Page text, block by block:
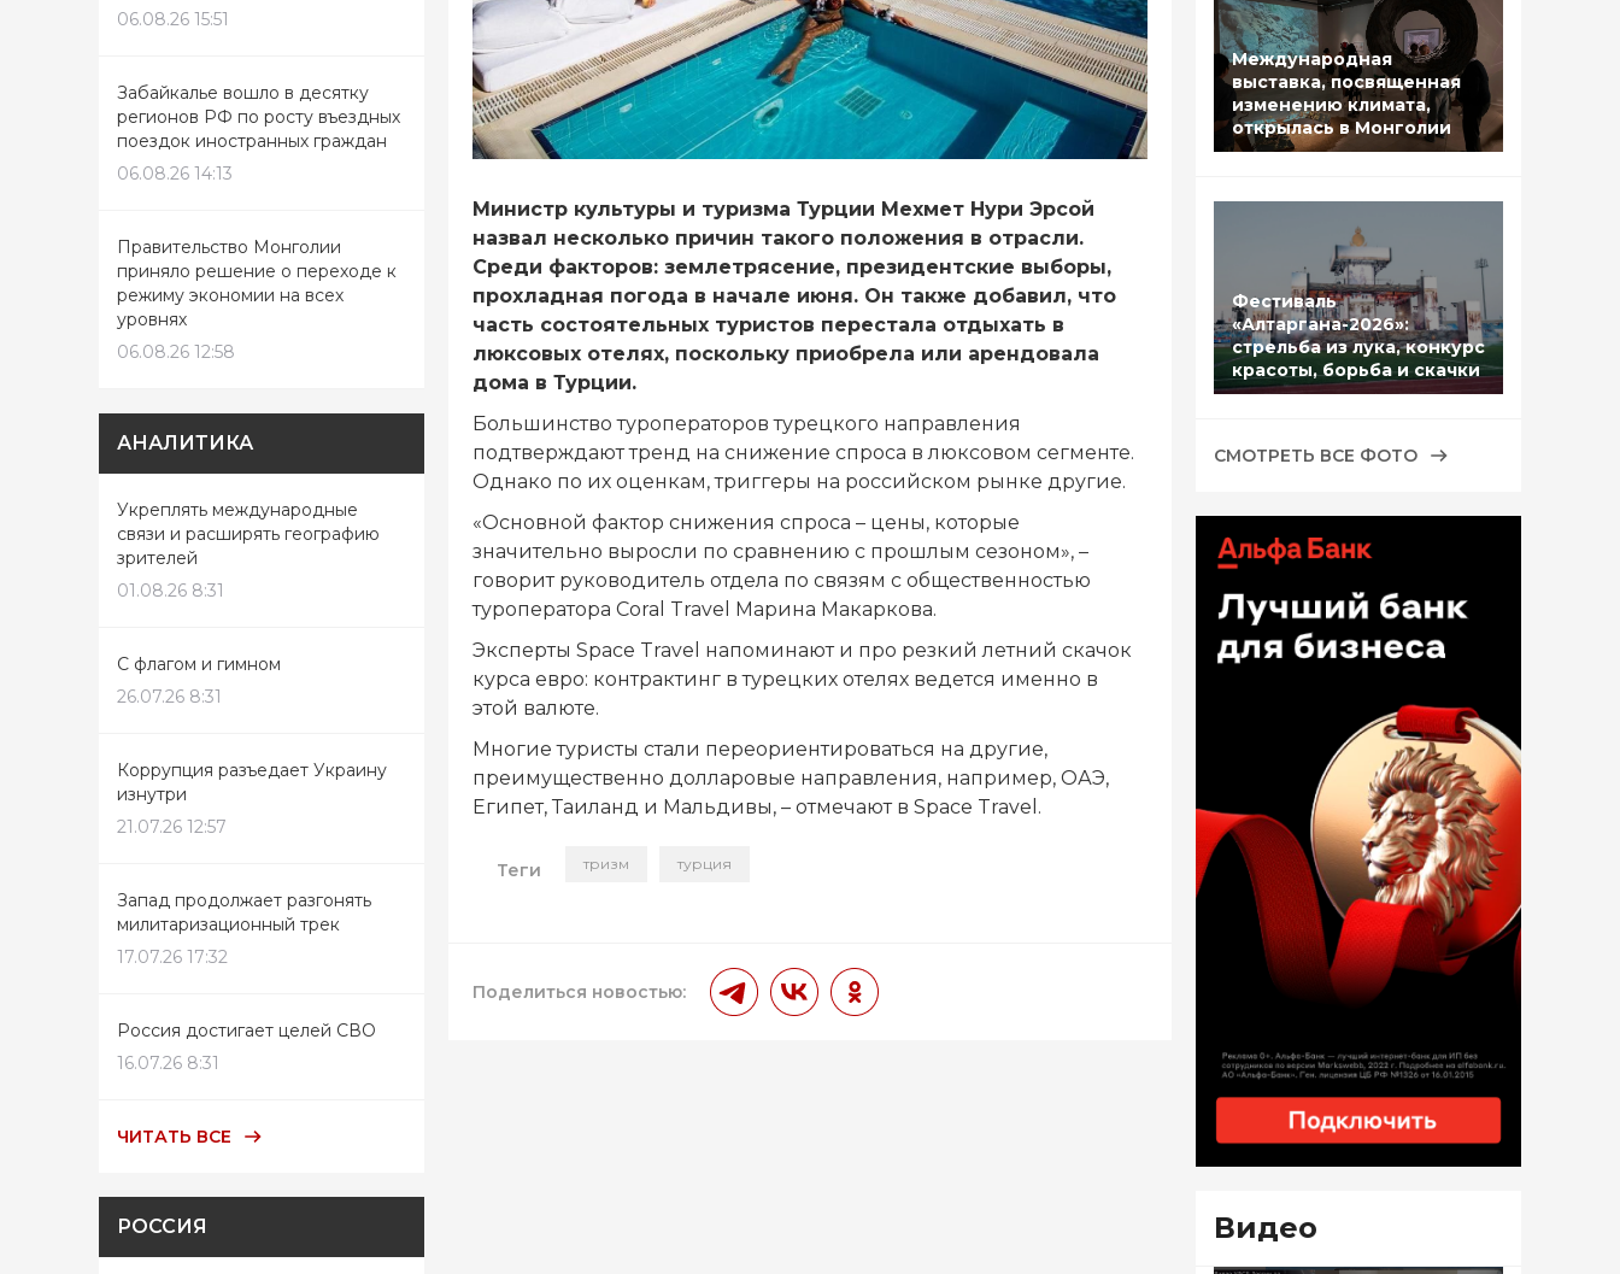
06.08.26 15:51
Забайкалье вошло в десятку
регионов РФ по росту въездных
поездок иностранных граждан
06.08.26 14:13
Правительство Монголии
приняло решение о переходе к
режиму экономии на всех
уровнях
06.08.26 12:58
АНАЛИТИКА
Укреплять международные
связи и расширять географию
зрителей
01.08.26 8:31
С флагом и гимном
26.07.26 8:31
Коррупция разъедает Украину
изнутри
21.07.26 12:57
Запад продолжает разгонять
милитаризационный трек
17.07.26 17:32
Россия достигает целей СВО
16.07.26 8:31
ЧИТАТЬ ВСЕ
РОССИЯ
Министр культуры и туризма Турции Мехмет Нури Эрсой
назвал несколько причин такого положения в отрасли.
Среди факторов: землетрясение, президентские выборы,
прохладная погода в начале июня. Он также добавил, что
часть состоятельных туристов перестала отдыхать в
люксовых отелях, поскольку приобрела или арендовала
дома в Турции.
Большинство туроператоров турецкого направления
подтверждают тренд на снижение спроса в люксовом сегменте.
Однако по их оценкам, триггеры на российском рынке другие.
«Основной фактор снижения спроса – цены, которые
значительно выросли по сравнению с прошлым сезоном», –
говорит руководитель отдела по связям с общественностью
туроператора Coral Travel Марина Макаркова.
Эксперты Space Travel напоминают и про резкий летний скачок
курса евро: контрактинг в турецких отелях ведется именно в
этой валюте.
Многие туристы стали переориентироваться на другие,
преимущественно долларовые направления, например, ОАЭ,
Египет, Таиланд и Мальдивы, – отмечают в Space Travel.
Теги тризм турция
Поделиться новостью:
Международная
выставка, посвященная
изменению климата,
открылась в Монголии
Фестиваль
«Алтаргана-2026»:
стрельба из лука, конкурс
красоты, борьба и скачки
СМОТРЕТЬ ВСЕ ФОТО
Видео